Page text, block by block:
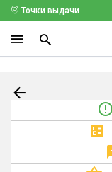
Точки выдачи